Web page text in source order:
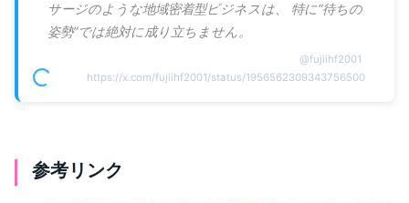
サージのような地域密着型ビジネスは、 特に“待ちの
姿勢”では絶対に成り立ちません。
@fujiihf2001
https://x.com/fujiihf2001/status/1956562309343756500
参考リンク